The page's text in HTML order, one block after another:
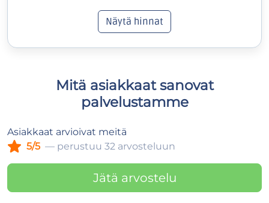
Näytä hinnat
Mitä asiakkaat sanovat
palvelustamme
Asiakkaat arvioivat meitä
5/5 — perustuu 32 arvosteluun
Jätä arvostelu